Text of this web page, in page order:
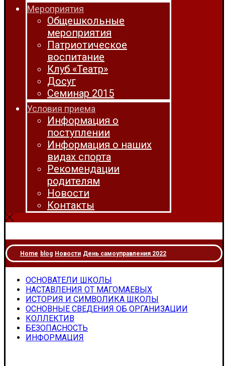
Мероприятия
Общешкольные
мероприятия
Патриотическое
воспитание
Клуб «Театр»
Досуг
Семинар 2015
Условия приема
Информация о
поступлении
Информация о наших
видах спорта
Рекомендации
родителям
Новости
Контакты
Home blog Новости День самоуправления 2022
ОСНОВАТЕЛИ ШКОЛЫ
НАСТАВЛЕНИЯ ОТ МАГОМАЕВЫХ
ИСТОРИЯ И СИМВОЛИКА ШКОЛЫ
ОСНОВНЫЕ СВЕДЕНИЯ ОБ ОРГАНИЗАЦИИ
КОЛЛЕКТИВ
БЕЗОПАСНОСТЬ
ИНФОРМАЦИЯ